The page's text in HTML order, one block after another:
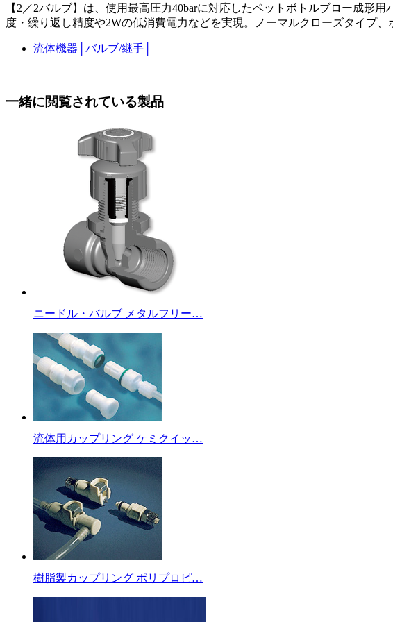
【2／2バルブ】は、使用最高圧力40barに対応したペットボトルブロー成形
度・繰り返し精度や2Wの低消費電力などを実現。ノーマルクローズタイプ
流体機器 バルブ/継手
一緒に閲覧されている製品
ニードル・バルブ メタルフリー…
流体用カップリング ケミクイッ…
樹脂製カップリング ポリプロピ…